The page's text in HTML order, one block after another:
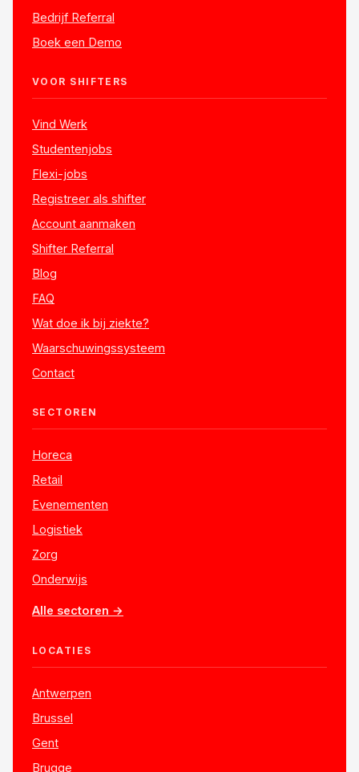
Bedrijf Referral
Boek een Demo
VOOR SHIFTERS
Vind Werk
Studentenjobs
Flexi-jobs
Registreer als shifter
Account aanmaken
Shifter Referral
Blog
FAQ
Wat doe ik bij ziekte?
Waarschuwingssysteem
Contact
SECTOREN
Horeca
Retail
Evenementen
Logistiek
Zorg
Onderwijs
Alle sectoren →
LOCATIES
Antwerpen
Brussel
Gent
Brugge